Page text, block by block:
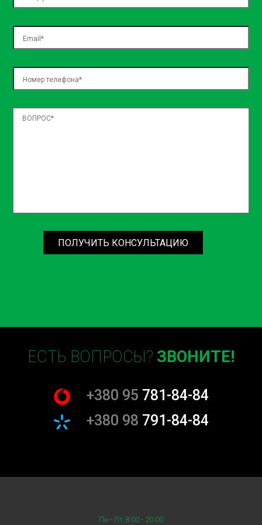
exercitationem blanditiis, voluptatum voluptas expedita
aspernatur, nemo in incidunt? Iste placeat quos repellat?
ПОЛУЧИТЬ КОНСУЛЬТАЦИЮ
ЕСТЬ ВОПРОСЫ? ЗВОНИТЕ!
+380 95 781-84-84
+380 98 791-84-84
Пн - Пт 8:00 - 20:00